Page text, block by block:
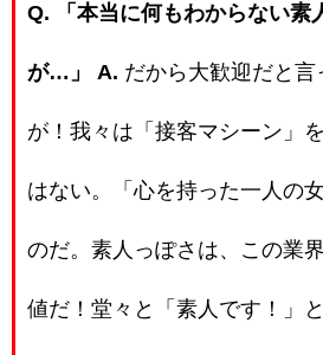
Q. 「本当に何もわからない素
が…」 A. だから大歓迎だと言
が！我々は「接客マシーン」
はない。「心を持った一人の
のだ。素人っぽさは、この業
値だ！堂々と「素人です！」